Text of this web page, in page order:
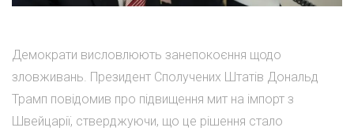
Демократи висловлюють занепокоєння щодо
зловживань. Президент Сполучених Штатів Дональд
Трамп повідомив про підвищення мит на імпорт з
Швейцарії, стверджуючи, що це рішення стало